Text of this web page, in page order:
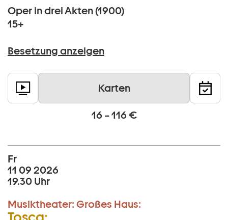
Oper in drei Akten (1900)
15+
Besetzung anzeigen
Karten
16 – 116 €
Fr
11 09 2026
19.30 Uhr
Musiktheater: Großes Haus: